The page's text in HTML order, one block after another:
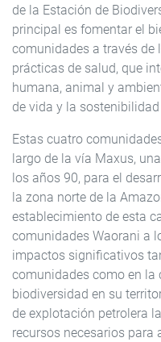
de la Estación de
principal es fomentar el
comunidades a través de
prácticas de salud, que
humana, animal y
de vida y la
Estas cuatro
largo de la vía Maxus,
los años 90, para el
la zona norte de la
establecimiento de esta
comunidades Waorani a
impactos significativos
comunidades como en la
biodiversidad en su
de explotación petrolera
recursos necesarios para